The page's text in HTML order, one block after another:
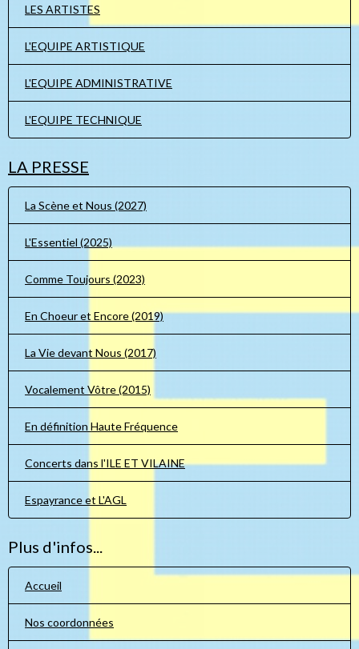
LES ARTISTES
L'EQUIPE ARTISTIQUE
L'EQUIPE ADMINISTRATIVE
L'EQUIPE TECHNIQUE
LA PRESSE
La Scène et Nous (2027)
L'Essentiel (2025)
Comme Toujours (2023)
En Choeur et Encore (2019)
La Vie devant Nous (2017)
Vocalement Vôtre (2015)
En définition Haute Fréquence
Concerts dans l'ILE ET VILAINE
Espayrance et L'AGL
Plus d'infos...
Accueil
Nos coordonnées